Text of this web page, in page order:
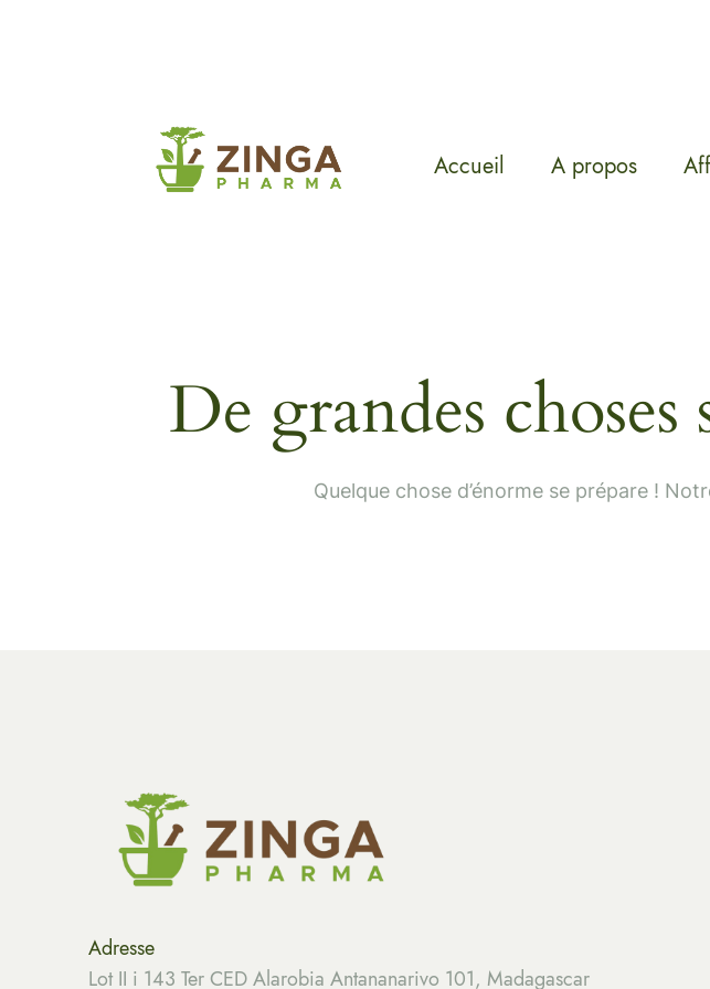
Accueil A propos
De grandes
Quelque chose d’énorme se prépare !
Adresse
Lot II i 143 Ter CED Alarobia Antananarivo 101, Madagascar